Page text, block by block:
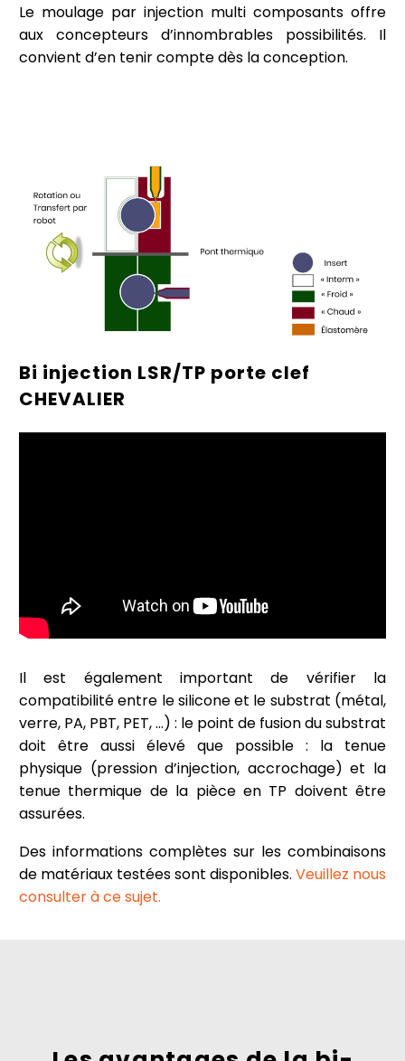
Le moulage par injection multi composants offre
aux concepteurs d’innombrables possibilités. Il
convient d’en tenir compte dès la conception.
Bi injection LSR/TP porte clef
CHEVALIER
Il est également important de vérifier la
compatibilité entre le silicone et le substrat (métal,
verre, PA, PBT, PET, …) : le point de fusion du substrat
doit être aussi élevé que possible : la tenue
physique (pression d’injection, accrochage) et la
tenue thermique de la pièce en TP doivent être
assurées.
Des informations complètes sur les combinaisons
de matériaux testées sont disponibles. Veuillez nous
consulter à ce sujet.